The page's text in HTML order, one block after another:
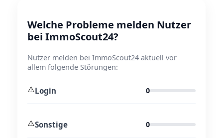
Welche Probleme melden Nutzer
bei ImmoScout24?
Nutzer melden bei ImmoScout24 aktuell vor
allem folgende Störungen:
⚠️Login 0
⚠️Sonstige 0